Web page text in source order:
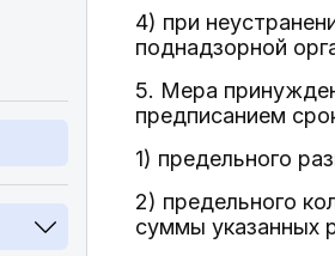
4) при
поднадзорной
5. Мера
предписанием
1) предельного
2) предельного
суммы указанных